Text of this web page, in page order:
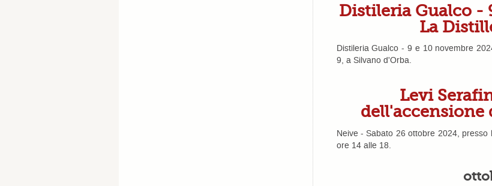
Distileria Gualco -
La
Distileria Gualco - 9 e 10 novembre
9, a Silvano d'Orba.
Levi
dell'accensione
Neive - Sabato 26 ottobre 2024,
ore 14 alle 18.